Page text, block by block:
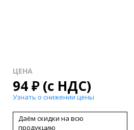
ЦЕНА
94₽(с НДС)
Узнать о снижении цены
Даём скидки на всю
продукцию